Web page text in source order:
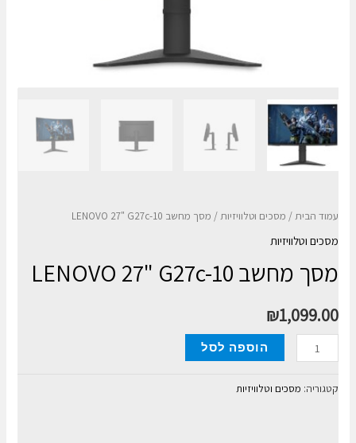
עמוד הבית/ מסכים וטלוויזיות/ מסך מחשב LENOVO 27" G27c-10
מסכים וטלוויזיות
מסך מחשב LENOVO 27" G27c-10
₪1,099.00
כמות
של
מסך
הוספה לסל
קטגוריה: מסכים וטלוויזיות